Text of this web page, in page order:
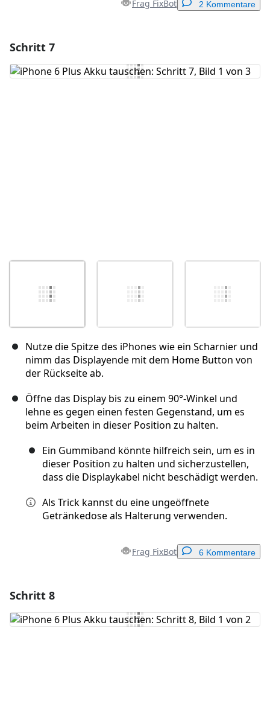
Frag FixBot 2 Kommentare
Kommentar hinzufügen
Schritt 7
Nutze die Spitze des iPhones wie ein Scharnier und
nimm das Displayende mit dem Home Button von
der Rückseite ab.
Öffne das Display bis zu einem 90°-Winkel und
lehne es gegen einen festen Gegenstand, um es
beim Arbeiten in dieser Position zu halten.
Ein Gummiband könnte hilfreich sein, um es in
dieser Position zu halten und sicherzustellen,
dass die Displaykabel nicht beschädigt werden.
Als Trick kannst du eine ungeöffnete
Getränkedose als Halterung verwenden.
Frag FixBot 6 Kommentare
Kommentar hinzufügen
Schritt 8